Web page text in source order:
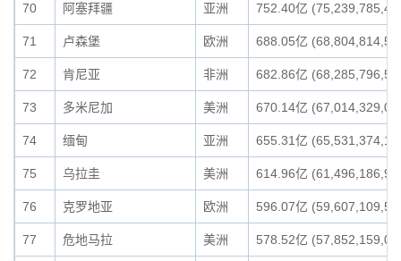
70 阿塞拜疆 亚洲 752.40亿
71 卢森堡 欧洲 688.05亿
72 肯尼亚 非洲 682.86亿
73 多米尼加 美洲 670.14亿
74 缅甸 亚洲 655.31亿
75 乌拉圭 美洲 614.96亿
76 克罗地亚 欧洲 596.07亿
77 危地马拉 美洲 578.52亿